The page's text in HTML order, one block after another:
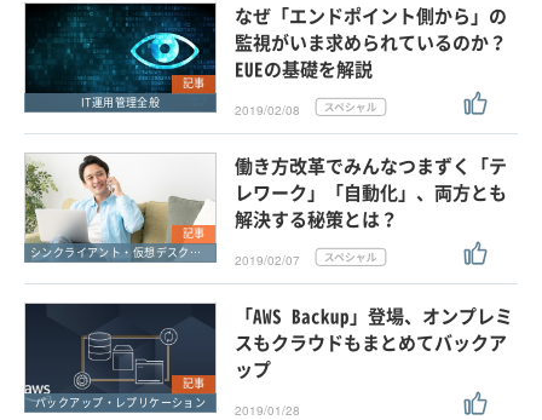
記事
IT運用管理全般
なぜ「エンドポイント側から」の
監視がいま求められているのか？
EUEの基礎を解説
2019/02/08
記事
シンクライアント・仮想デスクトップ
働き方改革でみんなつまずく「テ
レワーク」「自動化」、両方とも
解決する秘策とは？
2019/02/07
記事
バックアップ・レプリケーション
「AWS Backup」登場、オンプレミ
スもクラウドもまとめてバックア
ップ
2019/01/28